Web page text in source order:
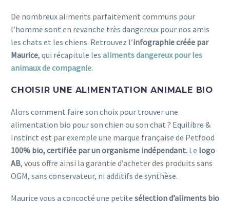
De nombreux aliments parfaitement communs pour
l’homme sont en revanche très dangereux pour nos amis
les chats et les chiens. Retrouvez l’infographie créée par
Maurice, qui récapitule les aliments dangereux pour les
animaux de compagnie.
CHOISIR UNE ALIMENTATION ANIMALE BIO
Alors comment faire son choix pour trouver une
alimentation bio pour son chien ou son chat ? Equilibre &
Instinct est par exemple une marque française de Petfood
100% bio, certifiée par un organisme indépendant. Le logo
AB, vous offre ainsi la garantie d’acheter des produits sans
OGM, sans conservateur, ni additifs de synthèse.
Maurice vous a concocté une petite sélection d’aliments bio